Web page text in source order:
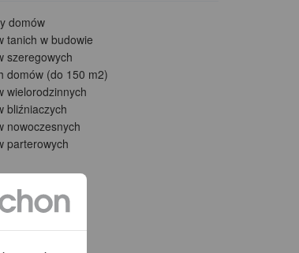
domów
tanich w budowie
szeregowych
domów (do 150 m2)
wielorodzinnych
bliźniaczych
nowoczesnych
parterowych